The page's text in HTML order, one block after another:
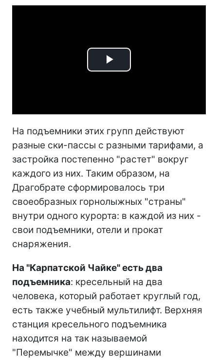
Play
На подъемники этих групп действуют
разные ски-пассы с разными тарифами, а
застройка постепенно "растет" вокруг
каждого из них. Таким образом, на
Драгобрате сформировалось три
своеобразных горнолыжных "страны"
внутри одного курорта: в каждой из них -
свои подъемники, отели и прокат
снаряжения.
На "Карпатской Чайке" есть два
подъемника: кресельный на два
человека, который работает круглый год,
есть также учебный мультилифт. Верхняя
станция кресельного подъемника
находится на так называемой
"Перемычке" между вершинами